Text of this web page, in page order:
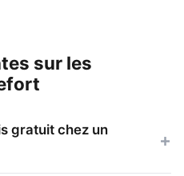
sur les
gratuit chez un